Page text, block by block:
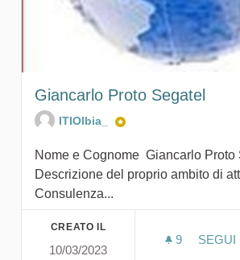
Giancarlo Proto Segatel
ITIOlbia_
Nome e Cognome Giancarlo Proto
Descrizione del proprio ambito di
Consulenza...
CREATO IL
10/03/2023
9 9
SEGUI